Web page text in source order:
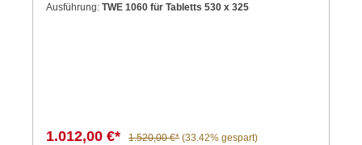
Ausführung: TWE 1060 für Tabletts 530 x 325
1.012,00 €* 1.520,00 €* (33.42% gespart)